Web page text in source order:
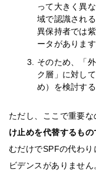
って大きく異
域で認識され
異保持者では
ータがあります
そのため、「
ク層」に対し
め）を検討す
ただし、ここで重要
け止めを代替するもの
むだけでSPFの代わ
ビデンスがありませ